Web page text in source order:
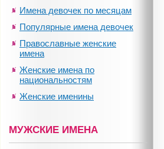
Имена девочек по месяцам
Популярные имена девочек
Православные женские
имена
Женские имена по
национальностям
Женские именины
МУЖСКИЕ ИМЕНА